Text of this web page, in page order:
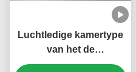
Luchtledige kamertype
van het de
Opsporingssysteem